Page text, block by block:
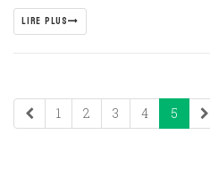
LIRE PLUS
1 2 3 4 5